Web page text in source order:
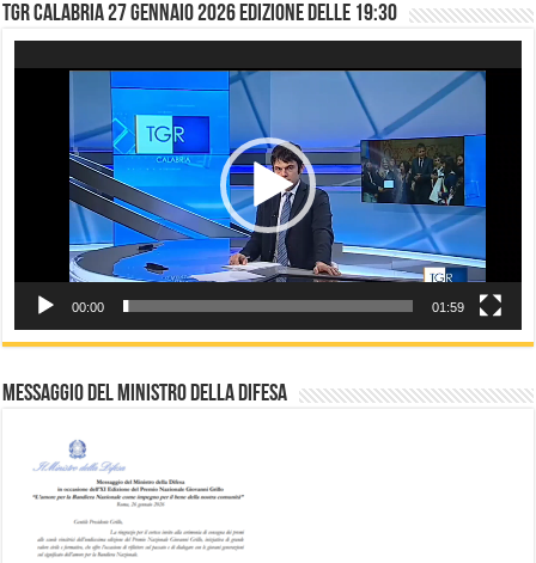
TGR CALABRIA 27 gennaio 2026 edizione delle 19:30
Player
00:00 01:59
Messaggio del Ministro della difesa